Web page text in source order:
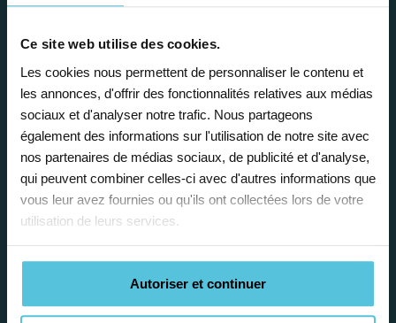
Ce site web utilise des cookies.
Les cookies nous permettent de personnaliser le contenu et
les annonces, d'offrir des fonctionnalités relatives aux médias
sociaux et d'analyser notre trafic. Nous partageons
également des informations sur l'utilisation de notre site avec
nos partenaires de médias sociaux, de publicité et d'analyse,
qui peuvent combiner celles-ci avec d'autres informations que
vous leur avez fournies ou qu'ils ont collectées lors de votre
utilisation de leurs services.
Autoriser et continuer
Enseignez près de chez vous, selon
vos horaires
Afin de garantir le meilleur
accompagnement, nous organisons votre
emploi du temps en fonction de votre profil,
vos disponibilités et votre flexibilité.